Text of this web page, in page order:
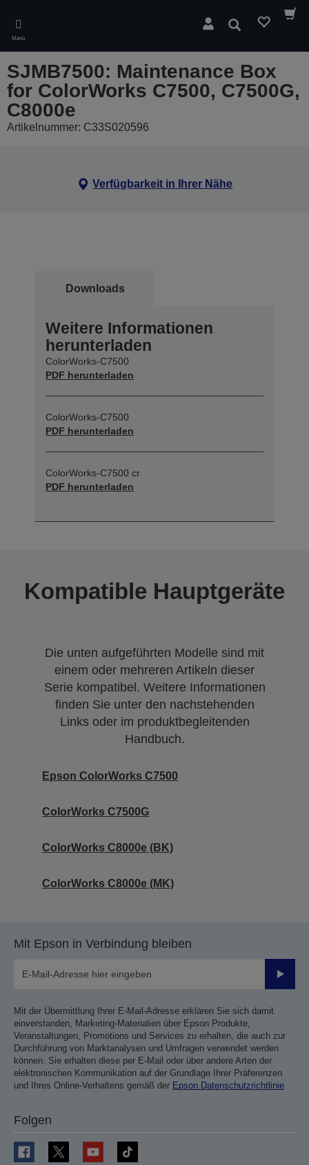
main
content
Menü
Suchen
SJMB7500: Maintenance Box
for ColorWorks C7500, C7500G,
C8000e
Artikelnummer: C33S020596
Verfügbarkeit in Ihrer Nähe
Downloads
Weitere Informationen
herunterladen
ColorWorks-C7500
PDF herunterladen
ColorWorks-C7500
PDF herunterladen
ColorWorks-C7500 cr
PDF herunterladen
Kompatible Hauptgeräte
Die unten aufgeführten Modelle sind mit
einem oder mehreren Artikeln dieser
Serie kompatibel. Weitere Informationen
finden Sie unter den nachstehenden
Links oder im produktbegleitenden
Handbuch.
Epson ColorWorks C7500
ColorWorks C7500G
ColorWorks C8000e (BK)
ColorWorks C8000e (MK)
Mit Epson in Verbindung bleiben
Mit der Übermittlung Ihrer E-Mail-Adresse erklären Sie sich damit
einverstanden, Marketing-Materialien über Epson Produkte,
Veranstaltungen, Promotions und Services zu erhalten, die auch zur
Durchführung von Marktanalysen und Umfragen verwendet werden
können. Sie erhalten diese per E-Mail oder über andere Arten der
elektronischen Kommunikation auf der Grundlage Ihrer Präferenzen
und Ihres Online-Verhaltens gemäß der Epson Datenschutzrichtlinie
Folgen